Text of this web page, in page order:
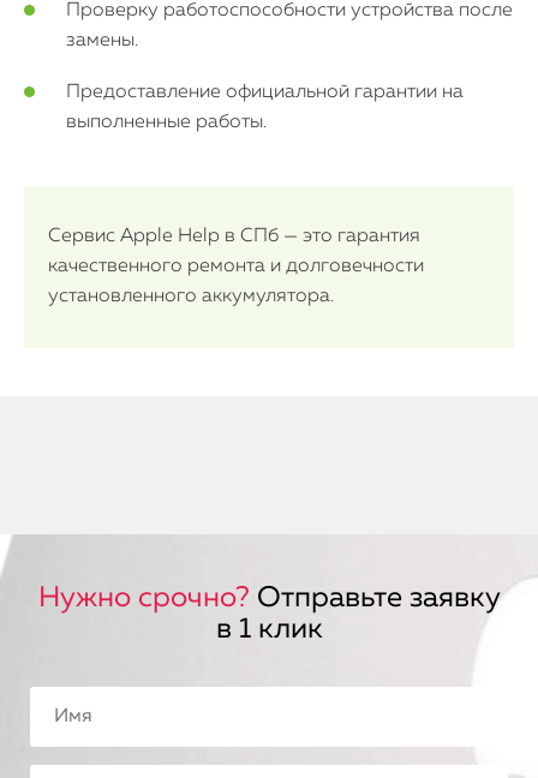
Проверку работоспособности устройства после
замены.
Предоставление официальной гарантии на
выполненные работы.
Сервис Apple Help в СПб — это гарантия
качественного ремонта и долговечности
установленного аккумулятора.
Нужно срочно? Отправьте заявку
в 1 клик